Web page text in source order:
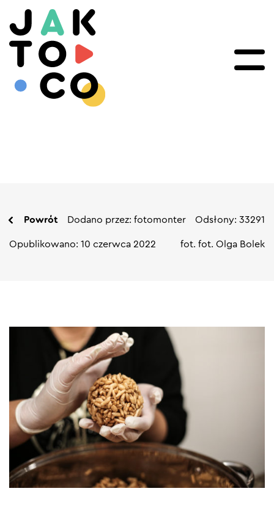
Powrót Dodano przez: fotomonter Odsłony: 33291
Opublikowano: 10 czerwca 2022 fot. fot. Olga Bolek